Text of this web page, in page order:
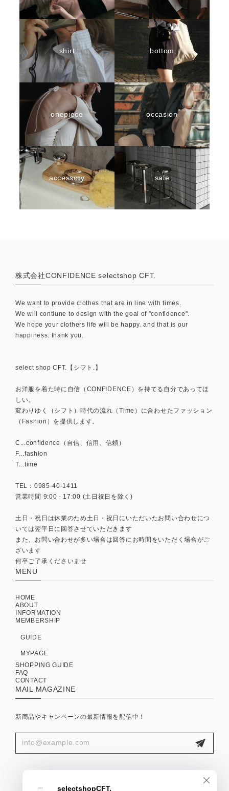
shirt bottom
onepiece occasion
accessory sale
株式会社CONFIDENCE selectshop CFT.
We want to provide clothes that are in line with times.
We will contiune to design with the goal of "confidence".
We hope your clothers life will be happy. and that is our
happiness. thank you.
select shop CFT.【シフト.】
お洋服を着た時に自信（CONFIDENCE）を持てる自分であってほ
しい。
変わりゆく（シフト）時代の流れ（Time）に合わせたファッション
（Fashion）を提供します。
C...confidence（自信、信用、信頼）
F...fashion
T...time
TEL：0985-40-1411
営業時間 9:00 - 17:00 (土日祝日を除く)
土日・祝日は休業のため土日・祝日にいただいたお問い合わせにつ
いては翌平日に回答させていただきます
また、お問い合わせが多い場合は回答にお時間をいただく場合がご
ざいます
何卒ご了承くださいませ
MENU
HOME
ABOUT
INFORMATION
MEMBERSHIP
GUIDE
MYPAGE
SHOPPING GUIDE
FAQ
CONTACT
MAIL MAGAZINE
新商品やキャンペーンの最新情報を配信中！